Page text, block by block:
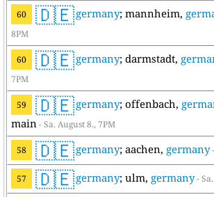
60 🇩🇪germany; mannheim,
8PM
60 🇩🇪germany; darmstadt,
7PM
59 🇩🇪germany; offenbach,
main- Sa. August 8., 7PM
58 🇩🇪germany; aachen, germany
57 🇩🇪germany; ulm, germany-